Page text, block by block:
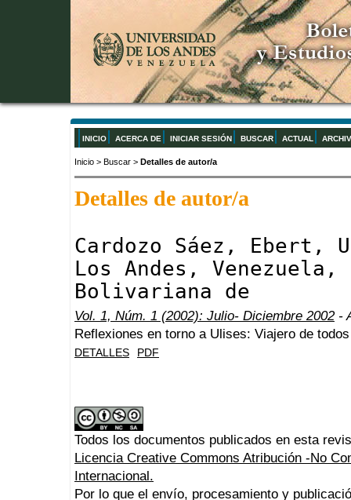
INICIO ACERCA DE INICIAR SESIÓN BUSCAR ACTUAL
Inicio > Buscar > Detalles de autor/a
Detalles de autor/a
Cardozo Sáez, Ebert,
Los Andes, Venezuela,
Bolivariana de
Vol. 1, Núm. 1 (2002): Julio- Diciembre 2002-
Reflexiones en torno a Ulises: Viajero de
DETALLES PDF
Todos los documentos publicados en esta
Licencia Creative Commons Atribución -No
Internacional.
Por lo que el envío, procesamiento y